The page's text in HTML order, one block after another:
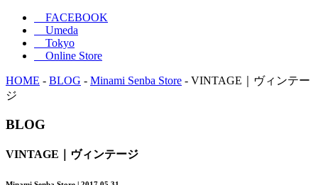
FACEBOOK
Umeda
Tokyo
Online Store
HOME - BLOG - Minami Senba Store - VINTAGE｜ヴィンテー
ジ
BLOG
VINTAGE｜ヴィンテージ